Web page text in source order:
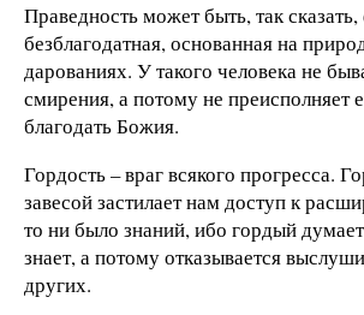
Праведность может быть, так
безблагодатная, основанная на
дарованиях. У такого человека не
смирения, а потому не преисполняет
благодать Божия.
Гордость – враг всякого прогресса.
завесой застилает нам доступ к
то ни было знаний, ибо гордый
знает, а потому отказывается
других.